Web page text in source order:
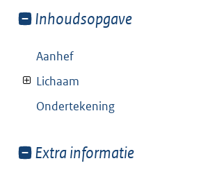
Toon
van:
Inhoudsopgave
Aanhef
Lichaam
Ondertekening
Toon
Extra informatie